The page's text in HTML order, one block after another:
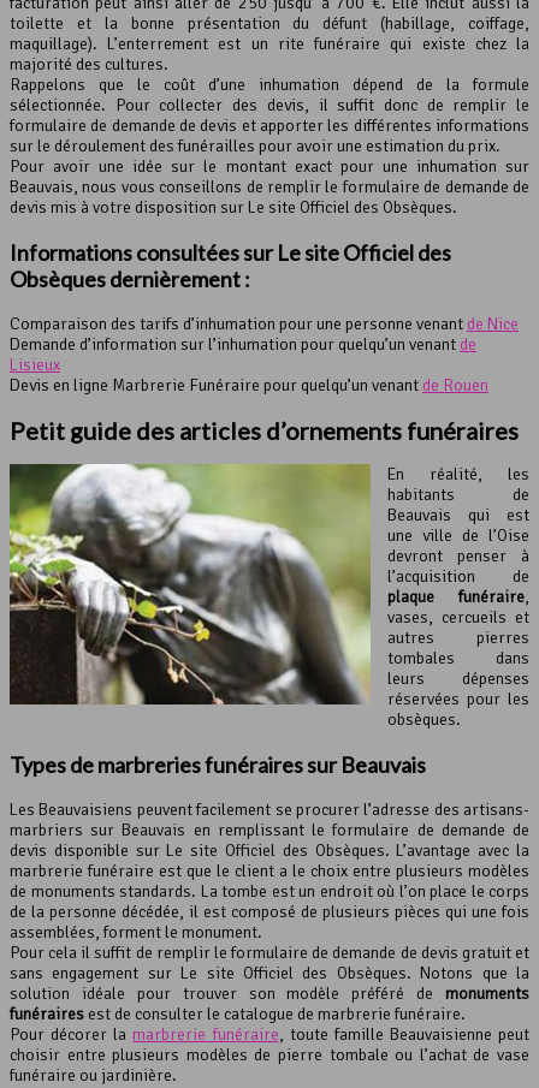
toilette et la bonne présentation du défunt (habillage, coiffage,
maquillage). L’enterrement est un rite funéraire qui existe chez la
majorité des cultures.
Rappelons que le coût d’une inhumation dépend de la formule
sélectionnée. Pour collecter des devis, il suffit donc de remplir le
formulaire de demande de devis et apporter les différentes informations
sur le déroulement des funérailles pour avoir une estimation du prix.
Pour avoir une idée sur le montant exact pour une inhumation sur
Beauvais, nous vous conseillons de remplir le formulaire de demande de
devis mis à votre disposition sur Le site Officiel des Obsèques.
Informations consultées sur Le site Officiel des
Obsèques dernièrement :
Comparaison des tarifs d’inhumation pour une personne venant de Nice
Demande d’information sur l’inhumation pour quelqu’un venant de
Lisieux
Devis en ligne Marbrerie Funéraire pour quelqu’un venant de Rouen
Petit guide des articles d’ornements funéraires
En réalité, les
habitants de
Beauvais qui est
une ville de l’Oise
devront penser à
l’acquisition de
plaque funéraire,
vases, cercueils et
autres pierres
tombales dans
leurs dépenses
réservées pour les
obsèques.
Types de marbreries funéraires sur Beauvais
Les Beauvaisiens peuvent facilement se procurer l’adresse des artisans-
marbriers sur Beauvais en remplissant le formulaire de demande de
devis disponible sur Le site Officiel des Obsèques. L’avantage avec la
marbrerie funéraire est que le client a le choix entre plusieurs modèles
de monuments standards. La tombe est un endroit où l’on place le corps
de la personne décédée, il est composé de plusieurs pièces qui une fois
assemblées, forment le monument.
Pour cela il suffit de remplir le formulaire de demande de devis gratuit et
sans engagement sur Le site Officiel des Obsèques. Notons que la
solution idéale pour trouver son modèle préféré de monuments
funéraires est de consulter le catalogue de marbrerie funéraire.
Pour décorer la marbrerie funéraire, toute famille Beauvaisienne peut
choisir entre plusieurs modèles de pierre tombale ou l’achat de vase
funéraire ou jardinière.